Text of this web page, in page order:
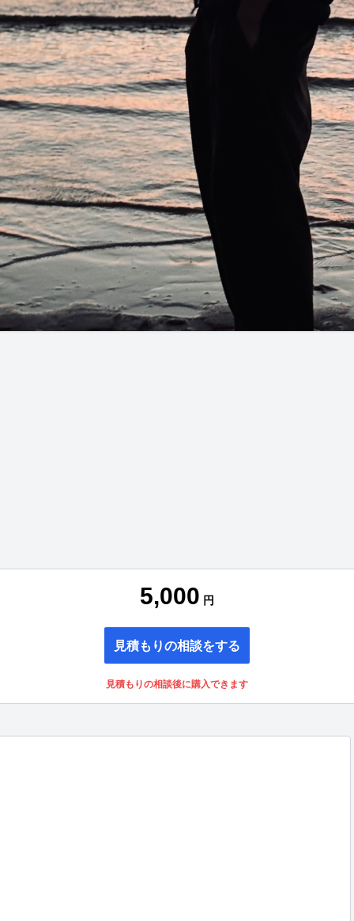
5,000 円
見積もりの相談をする
見積もりの相談後に購入できます